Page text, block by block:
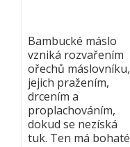
Bambucké máslo
vzniká rozvařením
ořechů máslovníku,
jejich pražením,
drcením a
proplachováním,
dokud se nezíská
tuk. Ten má bohaté